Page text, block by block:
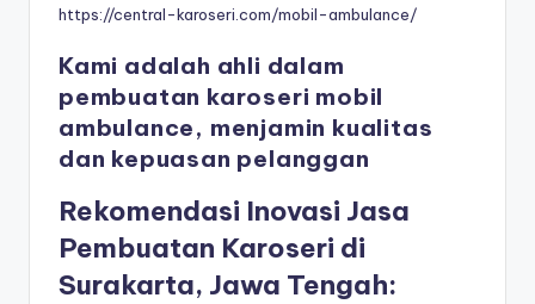
https://central-karoseri.com/mobil-ambulance/
Kami adalah ahli dalam
pembuatan karoseri mobil
ambulance, menjamin kualitas
dan kepuasan pelanggan
Rekomendasi Inovasi Jasa
Pembuatan Karoseri di
Surakarta, Jawa Tengah: